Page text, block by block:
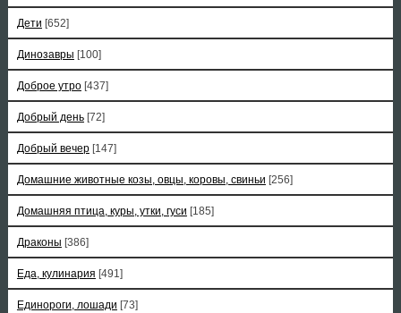
Дети [652]
Динозавры [100]
Доброе утро [437]
Добрый день [72]
Добрый вечер [147]
Домашние животные козы, овцы, коровы, свиньи [256]
Домашняя птица, куры, утки, гуси [185]
Драконы [386]
Еда, кулинария [491]
Единороги, лошади [73]